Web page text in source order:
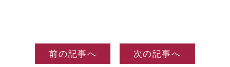
前の記事へ 次の記事へ